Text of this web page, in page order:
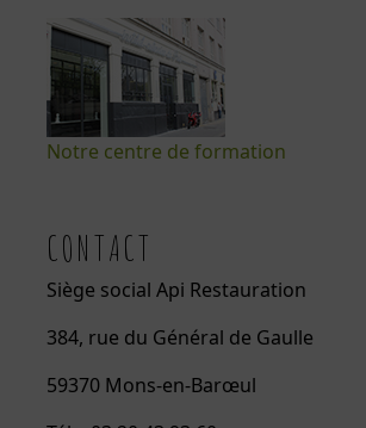
Notre centre de formation
CONTACT
Siège social Api Restauration
384, rue du Général de Gaulle
59370 Mons-en-Barœul